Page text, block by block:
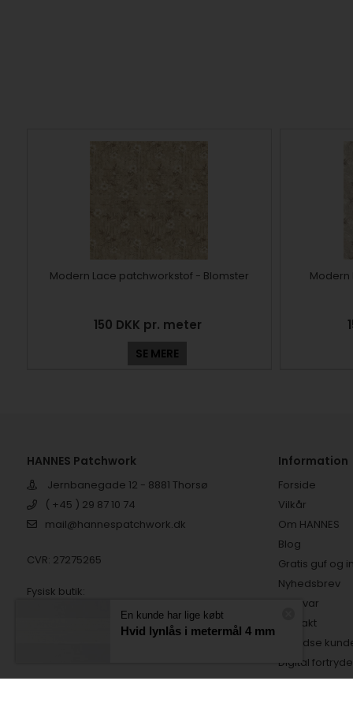
Modern Lace patchworkstof - Blomster
150 DKK pr. meter
SE MERE
Modern
HANNES Patchwork
Jernbanegade 12 - 8881 Thorsø
( +45 ) 29 87 10 74
mail@hannespatchwork.dk
CVR: 27275265
Fysisk butik:
SØNDAG FRA KL 10 TIL KL 15
MANDAG FRA KL 14 TIL KL 17
TIRSDAG FRA KL 10 TIL KL 15
Information
Forside
Vilkår
Om HANNES
Blog
Gratis guf og
Nyhedsbrev
? & svar
Kontakt
Tilfredse
Digital
En kunde har lige købt
Hvid lynlås i metermål 4 mm